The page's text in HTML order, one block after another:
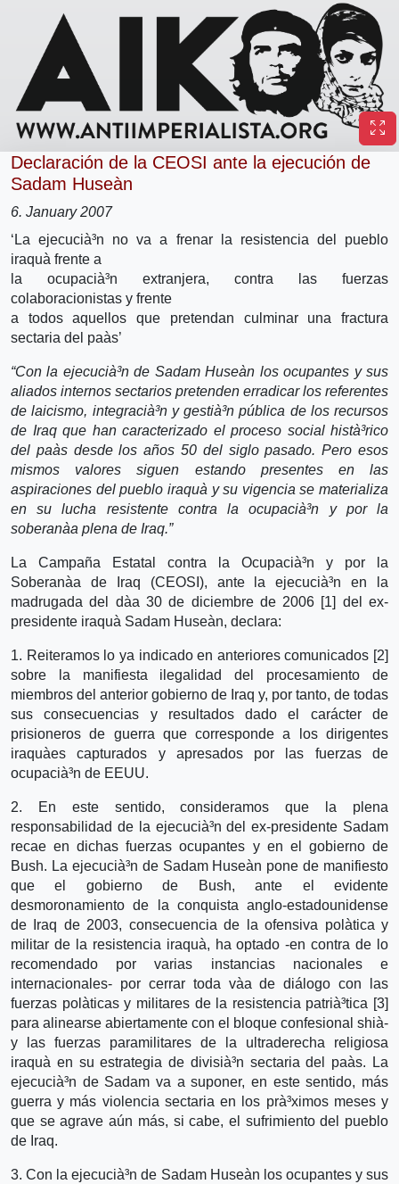
Declaración de la CEOSI ante la ejecución de
Sadam Huseà­n
6. January 2007
‘La ejecucià³n no va a frenar la resistencia del pueblo
iraquà­ frente a
la ocupacià³n extranjera, contra las fuerzas
colaboracionistas y frente
a todos aquellos que pretendan culminar una fractura
sectaria del paà­s’
“Con la ejecucià³n de Sadam Huseà­n los ocupantes y sus
aliados internos sectarios pretenden erradicar los referentes
de laicismo, integracià³n y gestià³n pública de los recursos
de Iraq que han caracterizado el proceso social histà³rico
del paà­s desde los años 50 del siglo pasado. Pero esos
mismos valores siguen estando presentes en las
aspiraciones del pueblo iraquà­ y su vigencia se materializa
en su lucha resistente contra la ocupacià³n y por la
soberanà­a plena de Iraq.”
La Campaña Estatal contra la Ocupacià³n y por la
Soberanà­a de Iraq (CEOSI), ante la ejecucià³n en la
madrugada del dà­a 30 de diciembre de 2006 [1] del ex-
presidente iraquà­ Sadam Huseà­n, declara:
1. Reiteramos lo ya indicado en anteriores comunicados [2]
sobre la manifiesta ilegalidad del procesamiento de
miembros del anterior gobierno de Iraq y, por tanto, de todas
sus consecuencias y resultados dado el carácter de
prisioneros de guerra que corresponde a los dirigentes
iraquà­es capturados y apresados por las fuerzas de
ocupacià³n de EEUU.
2. En este sentido, consideramos que la plena
responsabilidad de la ejecucià³n del ex-presidente Sadam
recae en dichas fuerzas ocupantes y en el gobierno de
Bush. La ejecucià³n de Sadam Huseà­n pone de manifiesto
que el gobierno de Bush, ante el evidente
desmoronamiento de la conquista anglo-estadounidense
de Iraq de 2003, consecuencia de la ofensiva polà­tica y
militar de la resistencia iraquà­, ha optado -en contra de lo
recomendado por varias instancias nacionales e
internacionales- por cerrar toda và­a de diálogo con las
fuerzas polà­ticas y militares de la resistencia patrià³tica [3]
para alinearse abiertamente con el bloque confesional shià­
y las fuerzas paramilitares de la ultraderecha religiosa
iraquà­ en su estrategia de divisià³n sectaria del paà­s. La
ejecucià³n de Sadam va a suponer, en este sentido, más
guerra y más violencia sectaria en los prà³ximos meses y
que se agrave aún más, si cabe, el sufrimiento del pueblo
de Iraq.
3. Con la ejecucià³n de Sadam Huseà­n los ocupantes y sus